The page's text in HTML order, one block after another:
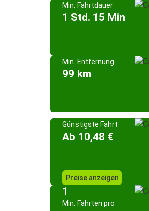
Min. Fahrtdauer
1 Std. 15 Min
Min. Entfernung
99 km
Günstigste Fahrt
Ab 10,48 €
Preise anzeigen
1
Min. Fahrten pro